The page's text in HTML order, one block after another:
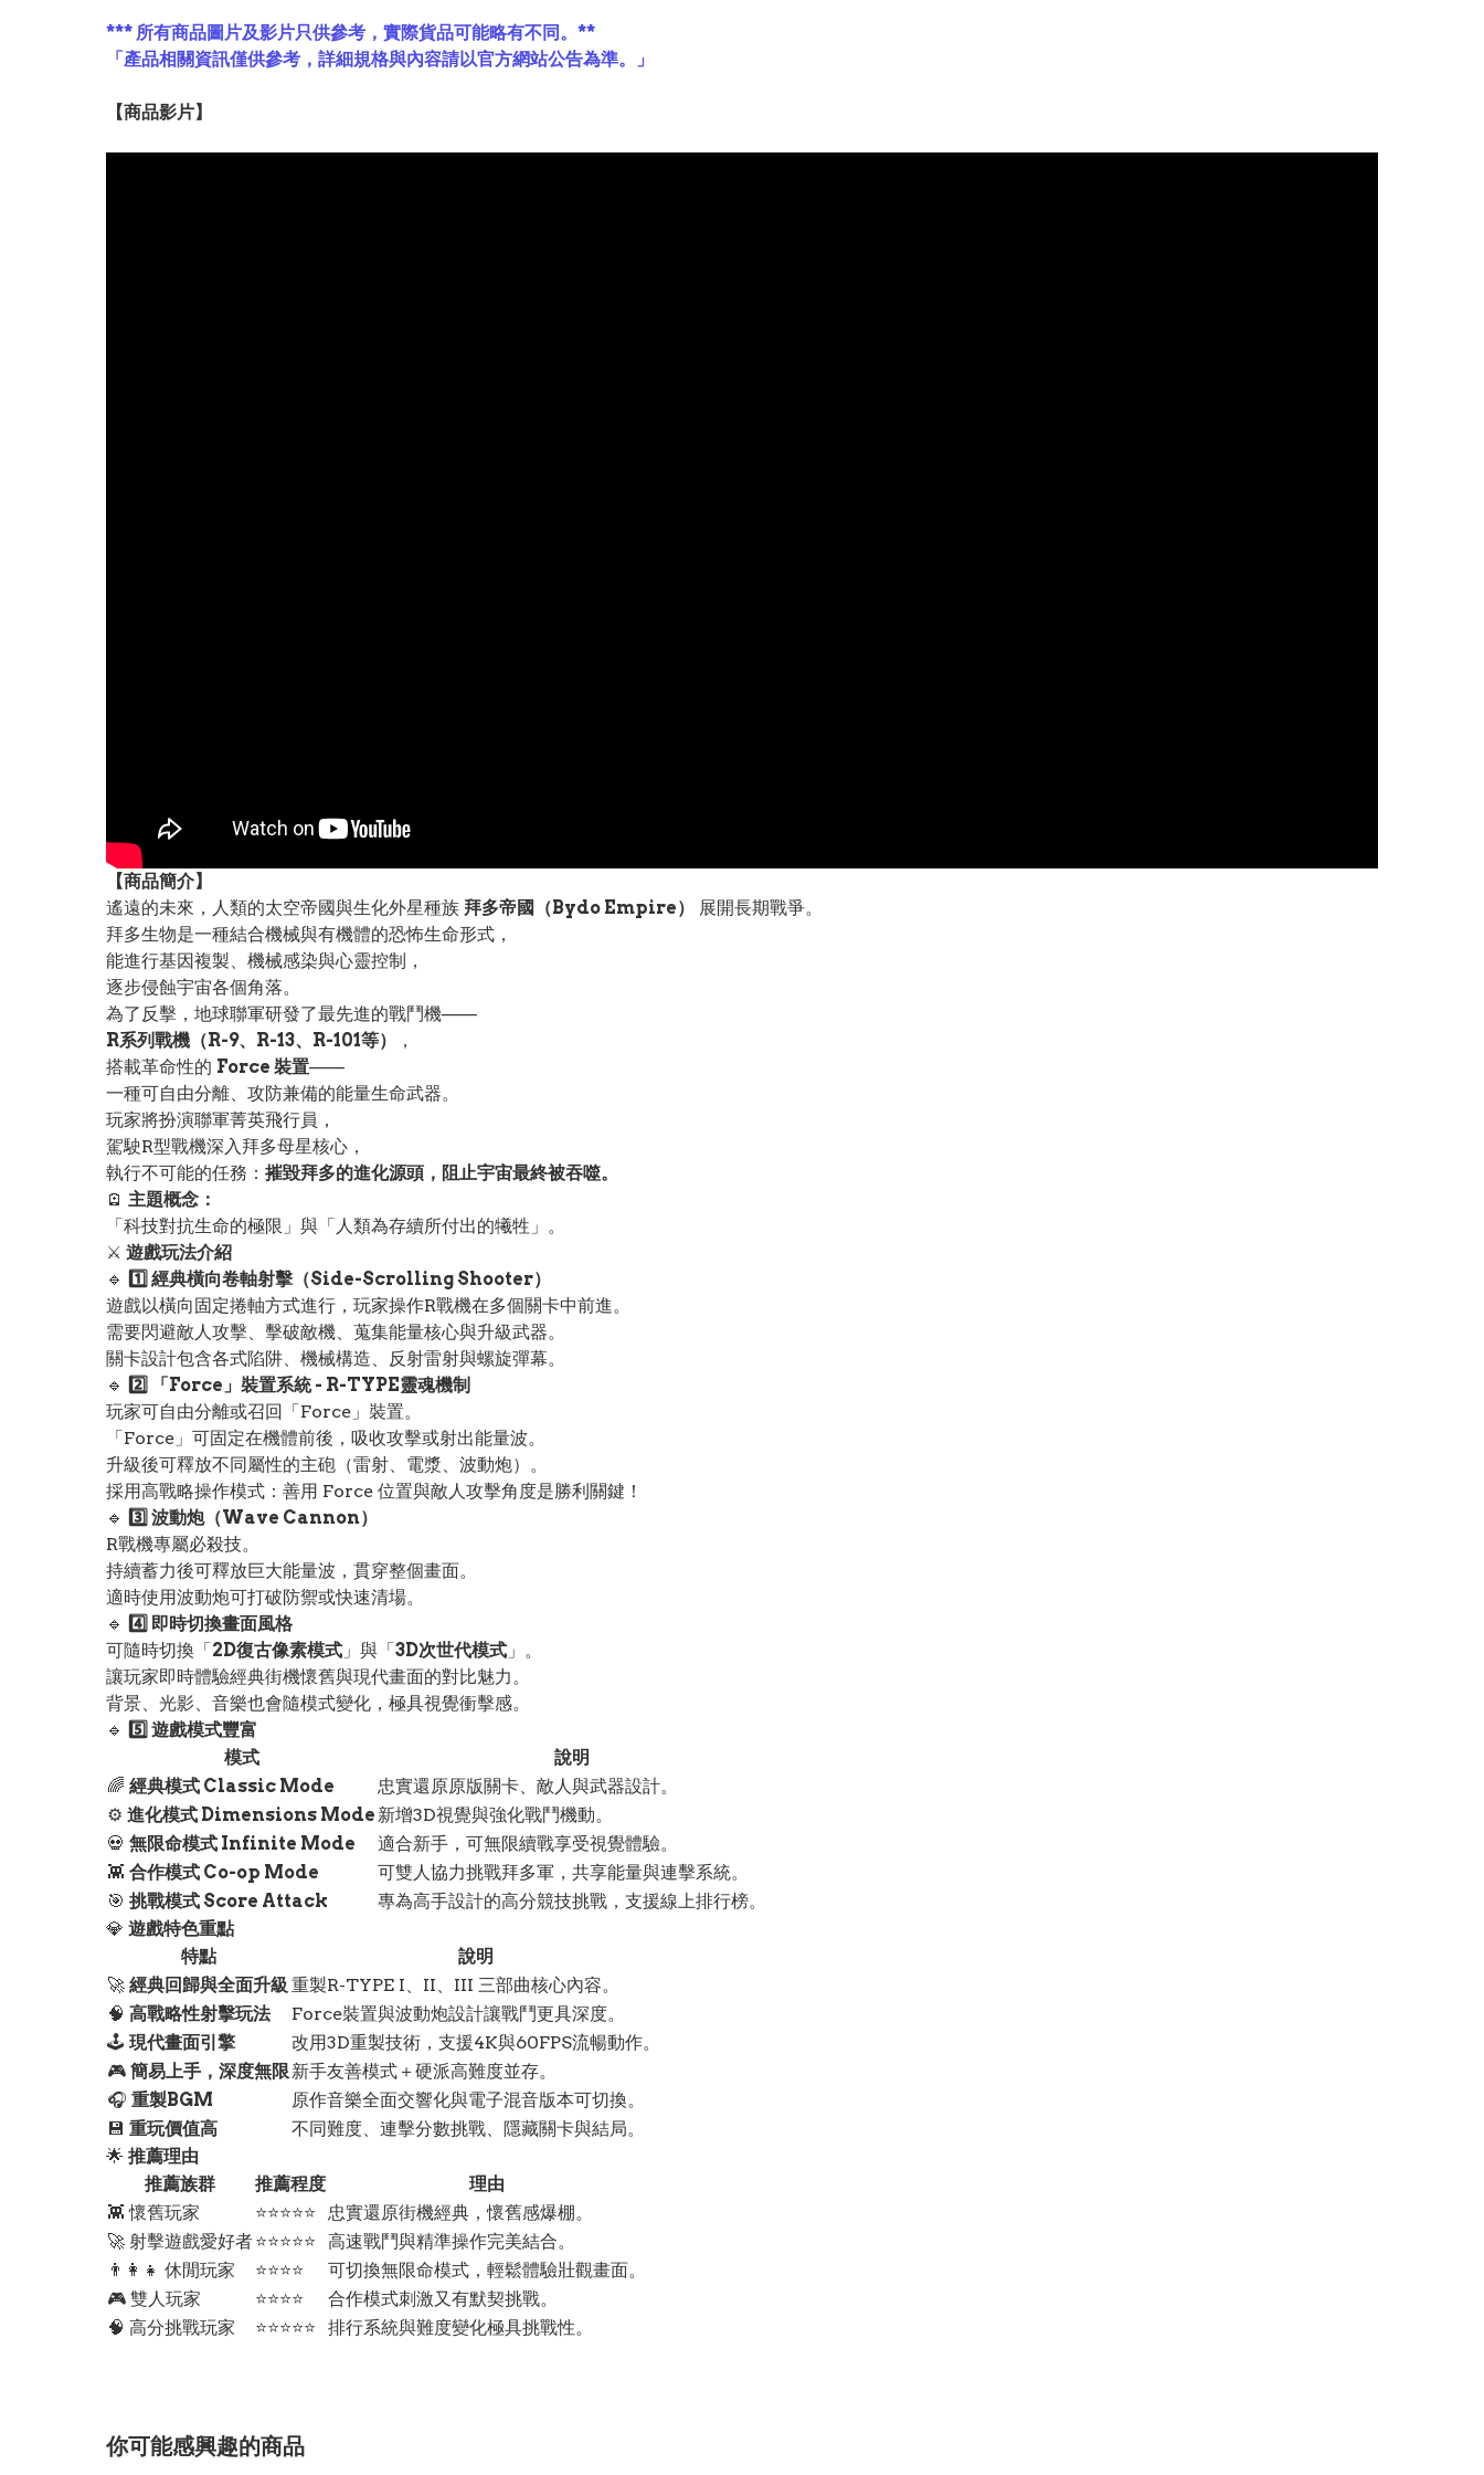
*** 所有商品圖片及影片只供參考，實際貨品可能略有不同。**
「產品相關資訊僅供參考，詳細規格與內容請以官方網站公告為準。」
【商品影片】
【商品簡介】
遙遠的未來，人類的太空帝國與生化外星種族 拜多帝國（Bydo Empire）
展開長期戰爭。
拜多生物是一種結合機械與有機體的恐怖生命形式，
能進行基因複製、機械感染與心靈控制，
逐步侵蝕宇宙各個角落。
為了反擊，地球聯軍研發了最先進的戰鬥機——
R系列戰機（R-9、R-13、R-101等）
，
搭載革命性的 Force 裝置——
一種可自由分離、攻防兼備的能量生命武器。
玩家將扮演聯軍菁英飛行員，
駕駛R型戰機深入拜多母星核心，
執行不可能的任務： 摧毀拜多的進化源頭，阻止宇宙最終被吞噬。
🪫 主題概念：
「科技對抗生命的極限」與「人類為存續所付出的犧牲」。
⚔️ 遊戲玩法介紹
🔹
1️⃣ 經典橫向卷軸射擊（Side-Scrolling Shooter）
遊戲以橫向固定捲軸方式進行，玩家操作R戰機在多個關卡中前進。
需要閃避敵人攻擊、擊破敵機、蒐集能量核心與升級武器。
關卡設計包含各式陷阱、機械構造、反射雷射與螺旋彈幕。
🔹
2️⃣ 「Force」裝置系統 - R-TYPE靈魂機制
玩家可自由分離或召回「Force」裝置。
「Force」可固定在機體前後，吸收攻擊或射出能量波。
升級後可釋放不同屬性的主砲（雷射、電漿、波動炮）。
採用高戰略操作模式：善用 Force 位置與敵人攻擊角度是勝利關鍵！
🔹
3️⃣ 波動炮（Wave Cannon）
R戰機專屬必殺技。
持續蓄力後可釋放巨大能量波，貫穿整個畫面。
適時使用波動炮可打破防禦或快速清場。
🔹
4️⃣ 即時切換畫面風格
可隨時切換「2D復古像素模式 」與「3D次世代模式 」。
讓玩家即時體驗經典街機懷舊與現代畫面的對比魅力。
背景、光影、音樂也會隨模式變化，極具視覺衝擊感。
🔹
5️⃣ 遊戲模式豐富
模式
說明
🌈 經典模式 Classic Mode
忠實還原原版關卡、敵人與武器設計。
⚙️ 進化模式 Dimensions Mode 新增3D視覺與強化戰鬥機動。
💀 無限命模式 Infinite Mode
適合新手，可無限續戰享受視覺體驗。
👾 合作模式 Co-op Mode
可雙人協力挑戰拜多軍，共享能量與連擊系統。
🎯 挑戰模式 Score Attack
專為高手設計的高分競技挑戰，支援線上排行榜。
💎 遊戲特色重點
特點
說明
🚀 經典回歸與全面升級 重製R-TYPE I、II、III 三部曲核心內容。
🧠 高戰略性射擊玩法
Force裝置與波動炮設計讓戰鬥更具深度。
🕹️ 現代畫面引擎
改用3D重製技術，支援4K與60FPS流暢動作。
🎮 簡易上手，深度無限新手友善模式＋硬派高難度並存。
🎧 重製BGM
原作音樂全面交響化與電子混音版本可切換。
💾 重玩價值高
不同難度、連擊分數挑戰、隱藏關卡與結局。
🌟 推薦理由
推薦族群
推薦程度
理由
👾 懷舊玩家
⭐⭐⭐⭐⭐
忠實還原街機經典，懷舊感爆棚。
🚀 射擊遊戲愛好者⭐⭐⭐⭐⭐
高速戰鬥與精準操作完美結合。
👨‍👩‍👧 休閒玩家
⭐⭐⭐⭐
可切換無限命模式，輕鬆體驗壯觀畫面。
🎮 雙人玩家
⭐⭐⭐⭐
合作模式刺激又有默契挑戰。
🧠 高分挑戰玩家
⭐⭐⭐⭐⭐ 排行系統與難度變化極具挑戰性。
你可能感興趣的商品